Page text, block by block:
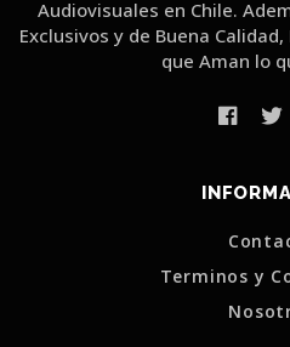
Audiovisuales en Chile.
Exclusivos y de Buena
que Aman lo
Terminos y